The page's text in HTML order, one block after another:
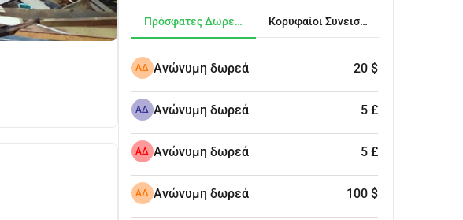
Πρόσφατες Δωρεές Κορυφαίοι Συνεισφέροντες
ΑΔ Ανώνυμη δωρεά 20 $
ΑΔ Ανώνυμη δωρεά 5 £
ΑΔ Ανώνυμη δωρεά 5 £
ΑΔ Ανώνυμη δωρεά 100 $